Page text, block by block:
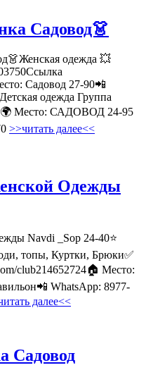
Садовод👗
одежда 💥
Садовод 27-90📲
одежда Группа
Место: САДОВОД 24-95
>>читать далее<<
Одежды
Navdi _Sop 24-40⭐
топы, Куртки, Брюки✅
club214652724🏠 Место:
WhatsApp: 8977-
далее<<
Садовод